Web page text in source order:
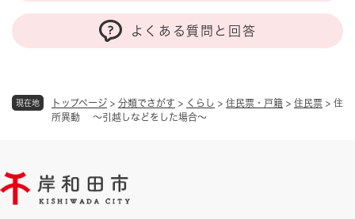
現在地 トップページ > 分類でさがす > くらし > 住民票・戸籍 > 住民票 > 住
所異動 ～引越しなどをした場合～
よくある質問と回答